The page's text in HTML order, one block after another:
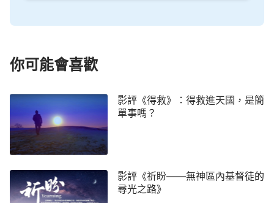
不可能的情況下完成不可能完成的任務，所以即便監
獄險阻重重，陳向光、趙智明同心合意，在神的幫助
你可能會喜歡
影評《得救》：得救進天國，是簡
單事嗎？
影評《祈盼——無神區內基督徒的
尋光之路》